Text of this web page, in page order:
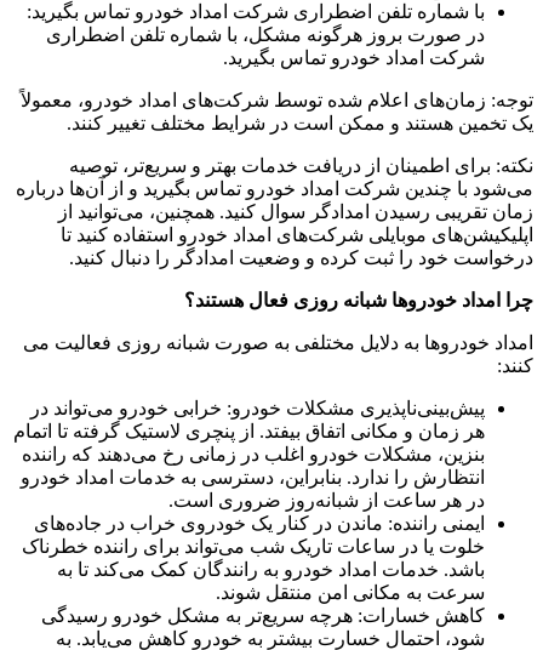
با شماره تلفن اضطراری شرکت امداد خودرو تماس بگیرید:
در صورت بروز هرگونه مشکل، با شماره تلفن اضطراری
شرکت امداد خودرو تماس بگیرید.
توجه: زمان‌های اعلام شده توسط شرکت‌های امداد خودرو، معمولاً
یک تخمین هستند و ممکن است در شرایط مختلف تغییر کنند.
نکته: برای اطمینان از دریافت خدمات بهتر و سریع‌تر، توصیه
می‌شود با چندین شرکت امداد خودرو تماس بگیرید و از آن‌ها درباره
زمان تقریبی رسیدن امدادگر سوال کنید. همچنین، می‌توانید از
اپلیکیشن‌های موبایلی شرکت‌های امداد خودرو استفاده کنید تا
درخواست خود را ثبت کرده و وضعیت امدادگر را دنبال کنید.
چرا امداد خودروها شبانه روزی فعال هستند؟
امداد خودروها به دلایل مختلفی به صورت شبانه روزی فعالیت می
کنند:
پیش‌بینی‌ناپذیری مشکلات خودرو: خرابی خودرو می‌تواند در
هر زمان و مکانی اتفاق بیفتد. از پنچری لاستیک گرفته تا اتمام
بنزین، مشکلات خودرو اغلب در زمانی رخ می‌دهند که راننده
انتظارش را ندارد. بنابراین، دسترسی به خدمات امداد خودرو
در هر ساعت از شبانه‌روز ضروری است.
ایمنی راننده: ماندن در کنار یک خودروی خراب در جاده‌های
خلوت یا در ساعات تاریک شب می‌تواند برای راننده خطرناک
باشد. خدمات امداد خودرو به رانندگان کمک می‌کند تا به
سرعت به مکانی امن منتقل شوند.
کاهش خسارات: هرچه سریع‌تر به مشکل خودرو رسیدگی
شود، احتمال خسارت بیشتر به خودرو کاهش می‌یابد. به